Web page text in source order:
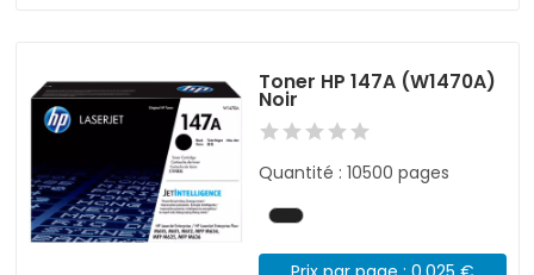
Toner HP 147A (W1470A)
Noir
Quantité : 10500 pages